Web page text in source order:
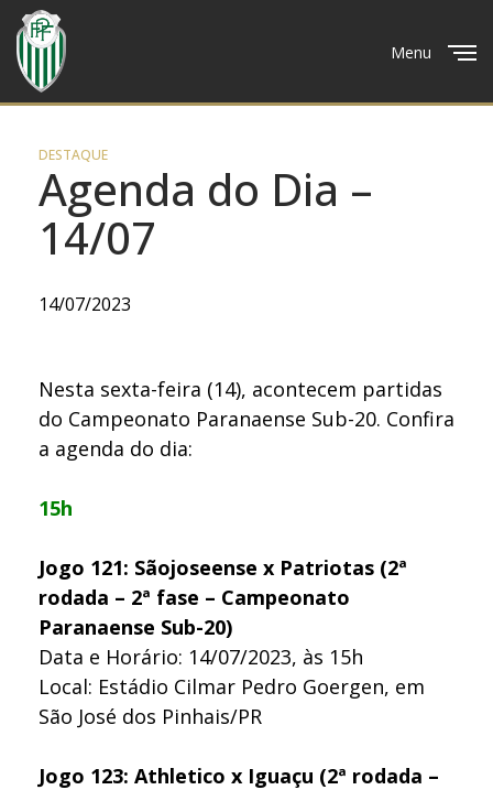
Menu
DESTAQUE
Agenda do Dia –
14/07
14/07/2023
Nesta sexta-feira (14), acontecem partidas
do Campeonato Paranaense Sub-20. Confira
a agenda do dia:
15h
Jogo 121: Sãojoseense x Patriotas (2ª
rodada – 2ª fase – Campeonato
Paranaense Sub-20)
Data e Horário: 14/07/2023, às 15h
Local: Estádio Cilmar Pedro Goergen, em
São José dos Pinhais/PR
Jogo 123: Athletico x Iguaçu (2ª rodada –